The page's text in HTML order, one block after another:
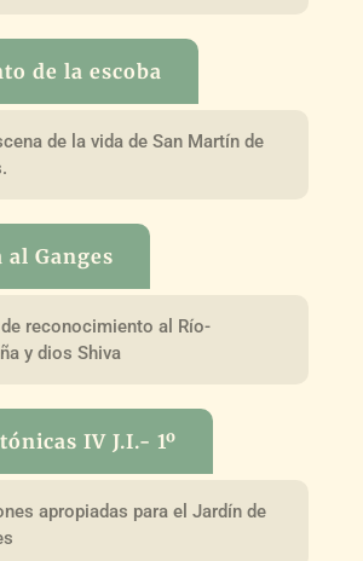
de la escoba
de la vida de San Martín de
al Ganges
reconocimiento al Río-
y dios Shiva
IV J.I.- 1º
apropiadas para el Jardín de